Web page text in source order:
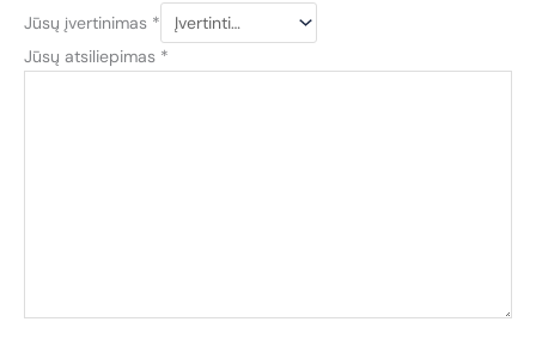
Jūsų įvertinimas *
Jūsų atsiliepimas *